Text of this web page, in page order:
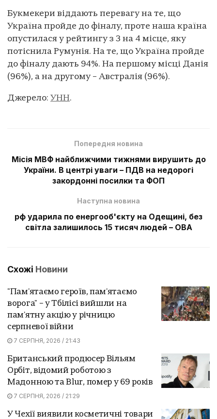
Букмекери віддають перевагу на те, що
Україна пройде до фіналу, проте наша країна
опустилася у рейтингу з 3 на 4 місце, яку
потіснила Румунія. На те, що Україна пройде
до фіналу дають 94%. На першому місці Данія
(96%), а на другому – Австралія (96%).
Джерело: УНН.
Попередня новина
Місія МВФ найближчими тижнями вирушить до
України. В центрі уваги – ПДВ на недорогі
закордонні посилки та ФОП
Наступна новина
рф ударила по енергооб'єкту на Одещині, без
світла залишилось 15 тисяч людей – ОВА
Схожі Новини
"Пам'ятаємо героїв, пам'ятаємо
ворога" – у Тбілісі вийшли на
пам'ятну акцію у річницю
серпневої війни
7 СЕРПНЯ, 2026 / 21:43
Британський продюсер Вільям
Орбіт, відомий роботою з
Мадонною та Blur, помер у 69 років
7 СЕРПНЯ, 2026 / 21:29
У Чехії виявили косметичні товари